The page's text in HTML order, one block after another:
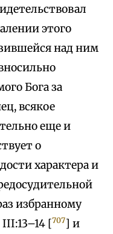
этого
над ним
Бога за
всякое
еще и
о
характера и
избранному
[707] и